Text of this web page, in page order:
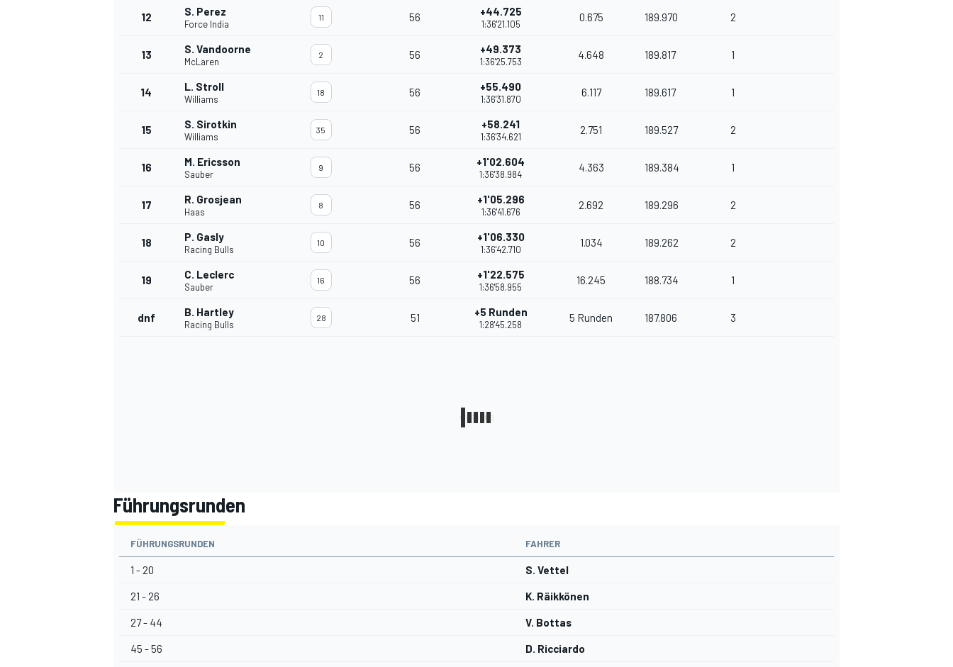
SPORTWAGEN
12 S. Perez
Force India
11 56 +44.725
1:36'21.105
0.675 189.970 2
13 S. Vandoorne
McLaren
2 56 +49.373
1:36'25.753
4.648 189.817 1
14 L. Stroll
Williams
18 56 +55.490
1:36'31.870
6.117 189.617 1
15 S. Sirotkin
Williams
35 56 +58.241
1:36'34.621
2.751 189.527 2
16 M. Ericsson
Sauber
9 56 +1'02.604
1:36'38.984
4.363 189.384 1
17 R. Grosjean
Haas
8 56 +1'05.296
1:36'41.676
2.692 189.296 2
18 P. Gasly
Racing Bulls
10 56 +1'06.330
1:36'42.710
1.034 189.262 2
19 C. Leclerc
Sauber
16 56 +1'22.575
1:36'58.955
16.245 188.734 1
dnf B. Hartley
Racing Bulls
28 51 +5 Runden
1:28'45.258
5 Runden 187.806 3
Führungsrunden
FÜHRUNGSRUNDEN FAHRER
1 - 20 S. Vettel
21 - 26 K. Räikkönen
27 - 44 V. Bottas
45 - 56 D. Ricciardo